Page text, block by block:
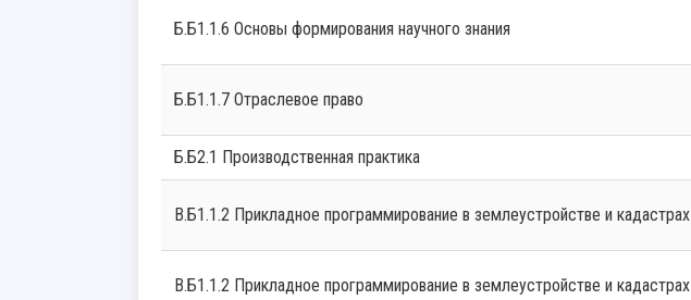
Б.Б1.1.6 Основы формирования научного знания
Б.Б1.1.7 Отраслевое право
Б.Б2.1 Производственная практика
В.Б1.1.2 Прикладное программирование в землеустройстве и кадастрах
В.Б1.1.2 Прикладное программирование в землеустройстве и кадастрах